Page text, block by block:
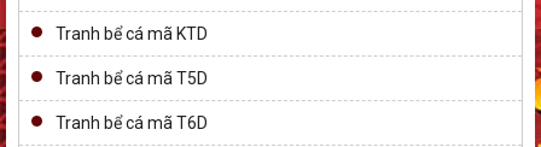
Tranh bể cá mã KTD
Tranh bể cá mã T5D
Tranh bể cá mã T6D